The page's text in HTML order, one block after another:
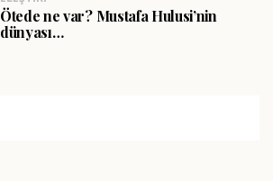
Ötede ne var? Mustafa Hulusi’nin
dünyası…